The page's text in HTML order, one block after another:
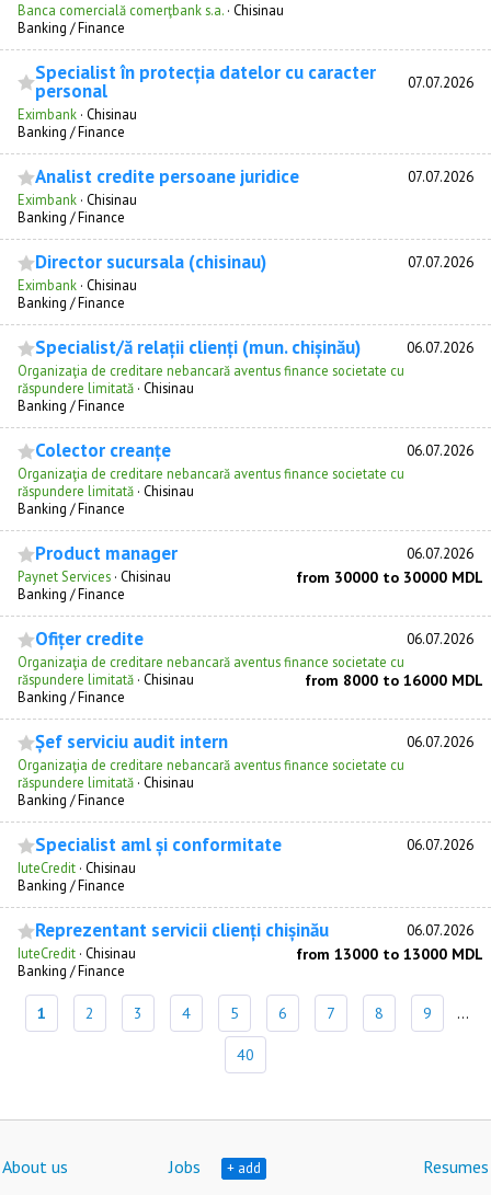
Banca comercială comerţbank s.a. · Chisinau
Banking / Finance
Specialist în protecția datelor cu caracter
personal 07.07.2026
Eximbank · Chisinau
Banking / Finance
Analist credite persoane juridice 07.07.2026
Eximbank · Chisinau
Banking / Finance
Director sucursala (chisinau) 07.07.2026
Eximbank · Chisinau
Banking / Finance
Specialist/ă relații clienți (mun. chișinău) 06.07.2026
Organizaţia de creditare nebancară aventus finance societate cu
răspundere limitată · Chisinau
Banking / Finance
Colector creanțe 06.07.2026
Organizaţia de creditare nebancară aventus finance societate cu
răspundere limitată · Chisinau
Banking / Finance
Product manager 06.07.2026
Paynet Services · Chisinau from 30000 to 30000 MDL
Banking / Finance
Ofițer credite 06.07.2026
Organizaţia de creditare nebancară aventus finance societate cu
răspundere limitată · Chisinau from 8000 to 16000 MDL
Banking / Finance
Șef serviciu audit intern 06.07.2026
Organizaţia de creditare nebancară aventus finance societate cu
răspundere limitată · Chisinau
Banking / Finance
Specialist aml și conformitate 06.07.2026
IuteCredit · Chisinau
Banking / Finance
Reprezentant servicii clienți chișinău 06.07.2026
IuteCredit · Chisinau from 13000 to 13000 MDL
Banking / Finance
1 2 3 4 5 6 7 8 9 ...
40
About us Jobs + add Resumes